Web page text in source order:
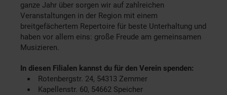
ganze Jahr über sorgen wir auf zahlreichen
Veranstaltungen in der Region mit einem
breitgefächertem Repertoire für beste Unterhaltung und
haben vor allem eins: große Freude am gemeinsamen
Musizieren.
In diesen Filialen kannst du für den Verein spenden:
Rotenbergstr. 24, 54313 Zemmer
Kapellenstr. 60, 54662 Speicher